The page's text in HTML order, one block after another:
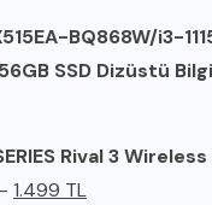
BQ868W/i3-
SSD Dizüstü
Rival 3
1.499 TL